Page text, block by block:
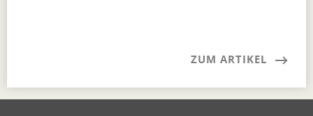
ZUM ARTIKEL